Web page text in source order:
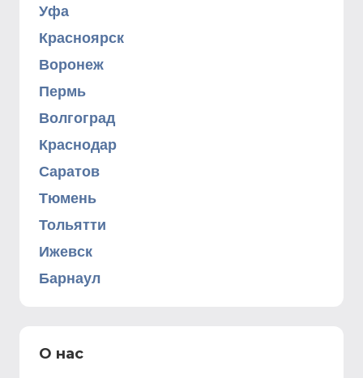
Уфа
Красноярск
Воронеж
Пермь
Волгоград
Краснодар
Саратов
Тюмень
Тольятти
Ижевск
Барнаул
О нас